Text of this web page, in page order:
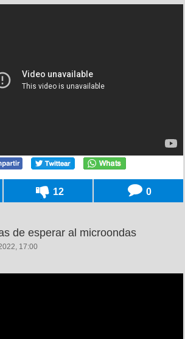
12 0
de esperar al microondas
17:00